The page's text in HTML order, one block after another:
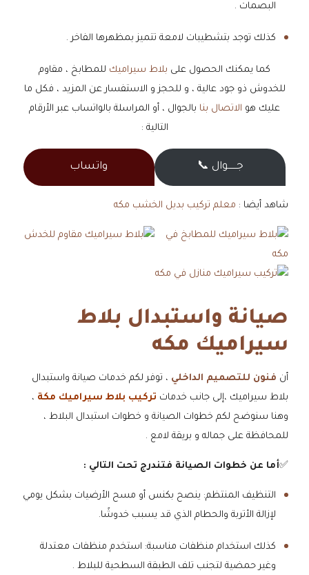
البصمات .
كذلك توجد بتشطيبات لامعة تتميز بمظهرها الفاخر .
كما يمكنك الحصول على بلاط سيراميك للمطابخ ، مقاوم
للخدوش ذو جود عالية ، و للحجز و الاستفسار عن المزيد ، فكل ما
عليك هو الاتصال بنا بالجوال ، أو المراسلة بالواتساب عبر الأرقام
التالية :
جــــــوال 📞 واتساب
شاهد أيضا : معلم تركيب بديل الخشب مكه
صيانة واستبدال بلاط
سيراميك مكه
أن فنون للتصميم الداخلي ، توفر لكم خدمات صيانة واستبدال
بلاط سيراميك ،إلى جانب خدمات تركيب بلاط سيراميك مكة ،
وهنا سنوضح لكم خطوات الصيانة و خطوات استبدال البلاط ،
للمحافظة على جماله و بريقة لامع .
✅أما عن خطوات الصيانة فتندرج تحت التالي :
​التنظيف المنتظم: ينصح بكنس أو مسح الأرضيات بشكل يومي
لإزالة الأتربة والحطام الذي قد يسبب خدوشًا.
​كذلك استخدام منظفات مناسبة: استخدم منظفات معتدلة
وغير حمضية لتجنب تلف الطبقة السطحية للبلاط .